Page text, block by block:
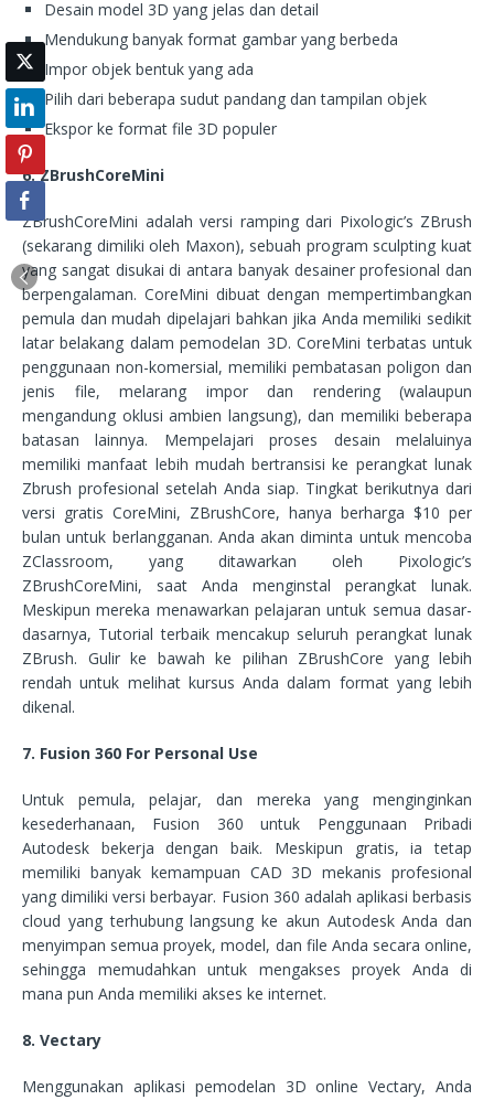
Desain model 3D yang jelas dan detail
Mendukung banyak format gambar yang berbeda
Impor objek bentuk yang ada
Pilih dari beberapa sudut pandang dan tampilan objek
Ekspor ke format file 3D populer
6. ZBrushCoreMini
ZBrushCoreMini adalah versi ramping dari Pixologic’s ZBrush
(sekarang dimiliki oleh Maxon), sebuah program sculpting kuat
yang sangat disukai di antara banyak desainer profesional dan
berpengalaman. CoreMini dibuat dengan mempertimbangkan
pemula dan mudah dipelajari bahkan jika Anda memiliki sedikit
latar belakang dalam pemodelan 3D. CoreMini terbatas untuk
penggunaan non-komersial, memiliki pembatasan poligon dan
jenis file, melarang impor dan rendering (walaupun
mengandung oklusi ambien langsung), dan memiliki beberapa
batasan lainnya. Mempelajari proses desain melaluinya
memiliki manfaat lebih mudah bertransisi ke perangkat lunak
Zbrush profesional setelah Anda siap. Tingkat berikutnya dari
versi gratis CoreMini, ZBrushCore, hanya berharga $10 per
bulan untuk berlangganan. Anda akan diminta untuk mencoba
ZClassroom, yang ditawarkan oleh Pixologic’s
ZBrushCoreMini, saat Anda menginstal perangkat lunak.
Meskipun mereka menawarkan pelajaran untuk semua dasar-
dasarnya, Tutorial terbaik mencakup seluruh perangkat lunak
ZBrush. Gulir ke bawah ke pilihan ZBrushCore yang lebih
rendah untuk melihat kursus Anda dalam format yang lebih
dikenal.
7. Fusion 360 For Personal Use
Untuk pemula, pelajar, dan mereka yang menginginkan
kesederhanaan, Fusion 360 untuk Penggunaan Pribadi
Autodesk bekerja dengan baik. Meskipun gratis, ia tetap
memiliki banyak kemampuan CAD 3D mekanis profesional
yang dimiliki versi berbayar. Fusion 360 adalah aplikasi berbasis
cloud yang terhubung langsung ke akun Autodesk Anda dan
menyimpan semua proyek, model, dan file Anda secara online,
sehingga memudahkan untuk mengakses proyek Anda di
mana pun Anda memiliki akses ke internet.
8. Vectary
Menggunakan aplikasi pemodelan 3D online Vectary, Anda